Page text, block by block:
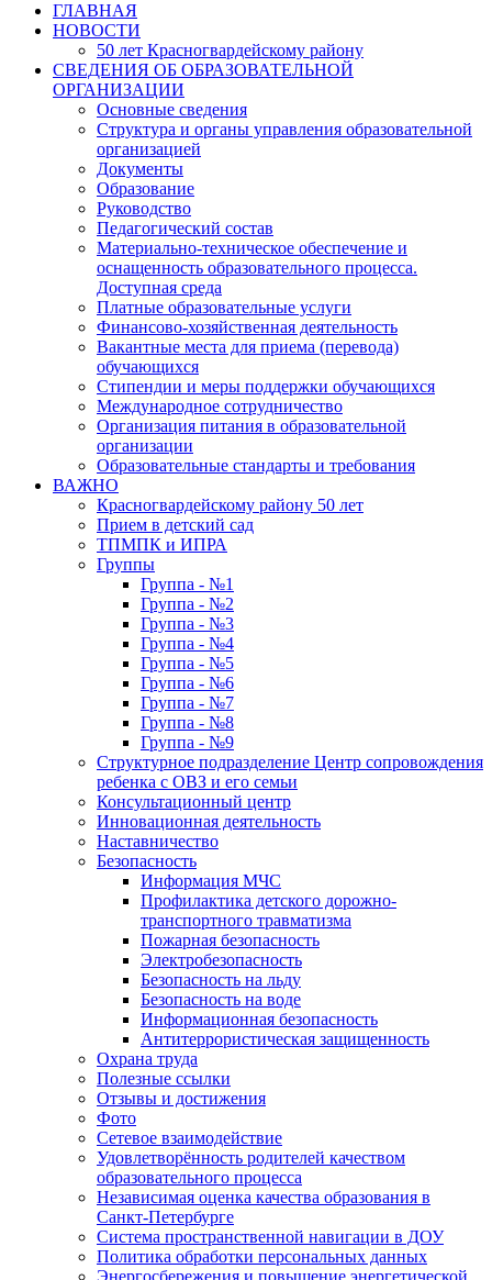
ГЛАВНАЯ
НОВОСТИ
50 лет Красногвардейскому району
СВЕДЕНИЯ ОБ ОБРАЗОВАТЕЛЬНОЙ
ОРГАНИЗАЦИИ
Основные сведения
Структура и органы управления образовательной
организацией
Документы
Образование
Руководство
Педагогический состав
Материально-техническое обеспечение и
оснащенность образовательного процесса.
Доступная среда
Платные образовательные услуги
Финансово-хозяйственная деятельность
Вакантные места для приема (перевода)
обучающихся
Стипендии и меры поддержки обучающихся
Международное сотрудничество
Организация питания в образовательной
организации
Образовательные стандарты и требования
ВАЖНО
Красногвардейскому району 50 лет
Прием в детский сад
ТПМПК и ИПРА
Группы
Группа - №1
Группа - №2
Группа - №3
Группа - №4
Группа - №5
Группа - №6
Группа - №7
Группа - №8
Группа - №9
Структурное подразделение Центр сопровождения
ребенка с ОВЗ и его семьи
Консультационный центр
Инновационная деятельность
Наставничество
Безопасность
Информация МЧС
Профилактика детского дорожно-
транспортного травматизма
Пожарная безопасность
Электробезопасность
Безопасность на льду
Безопасность на воде
Информационная безопасность
Антитеррористическая защищенность
Охрана труда
Полезные ссылки
Отзывы и достижения
Фото
Сетевое взаимодействие
Удовлетворённость родителей качеством
образовательного процесса
Независимая оценка качества образования в
Санкт-Петербурге
Система пространственной навигации в ДОУ
Политика обработки персональных данных
Энергосбережения и повышение энергетической